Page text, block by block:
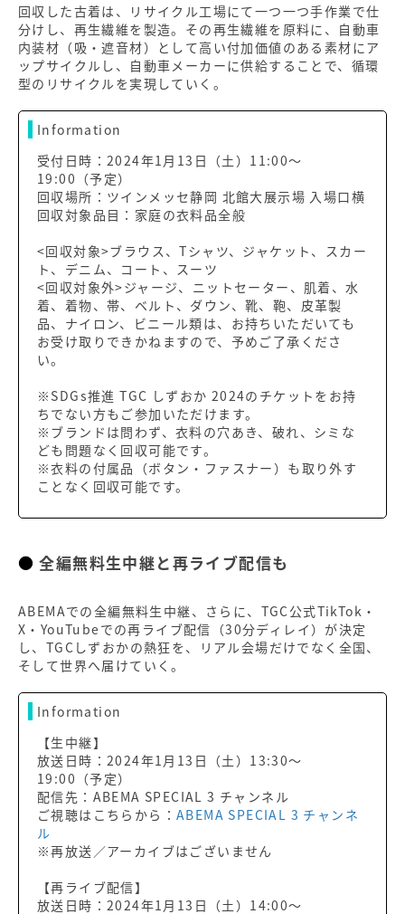
回収した古着は、リサイクル工場にて一つ一つ手作業で仕
分けし、再生繊維を製造。その再生繊維を原料に、自動車
内装材（吸・遮音材）として高い付加価値のある素材にア
ップサイクルし、自動車メーカーに供給することで、循環
型のリサイクルを実現していく。
Information
受付日時：2024年1月13日（土）11:00〜
19:00（予定）
回収場所：ツインメッセ静岡 北館大展示場 入場口横
回収対象品目：家庭の衣料品全般
<回収対象>ブラウス、Tシャツ、ジャケット、スカー
ト、デニム、コート、スーツ
<回収対象外>ジャージ、ニットセーター、肌着、水
着、着物、帯、ベルト、ダウン、靴、鞄、皮革製
品、ナイロン、ビニール類は、お持ちいただいても
お受け取りできかねますので、予めご了承くださ
い。
※SDGs推進 TGC しずおか 2024のチケットをお持
ちでない方もご参加いただけます。
※ブランドは問わず、衣料の穴あき、破れ、シミな
ども問題なく回収可能です。
※衣料の付属品（ボタン・ファスナー）も取り外す
ことなく回収可能です。
全編無料生中継と再ライブ配信も
ABEMAでの全編無料生中継、さらに、TGC公式TikTok・
X・YouTubeでの再ライブ配信（30分ディレイ）が決定
し、TGCしずおかの熱狂を、リアル会場だけでなく全国、
そして世界へ届けていく。
Information
【生中継】
放送日時：2024年1月13日（土）13:30〜
19:00（予定）
配信先：ABEMA SPECIAL 3 チャンネル
ご視聴はこちらから： ABEMA SPECIAL 3 チャンネ
ル
※再放送／アーカイブはございません
【再ライブ配信】
放送日時：2024年1月13日（土）14:00〜